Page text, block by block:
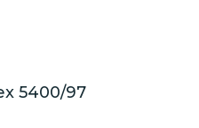
5400/97